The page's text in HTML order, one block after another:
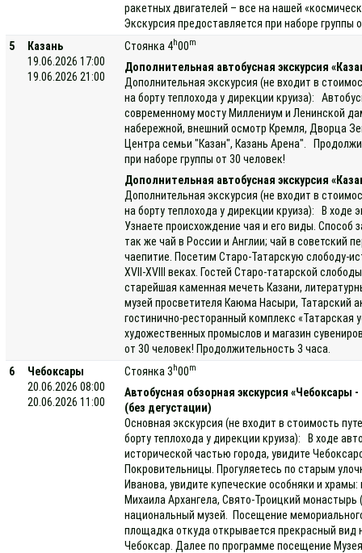
ракетных двигателей – все на нашей
Экскурсия предоставляется при наборе группы
5
Казань
19.06.2026 17:00
19.06.2026 21:00
Стоянка 4h00m
Дополнительная автобусная экскурсия
Дополнительная экскурсия (не входит в
на борту теплохода у дирекции круиза):
современному мосту Миллениум и Ленинской
набережной, внешний осмотр Кремля, Дворца
Центра семьи "Казан", Казань Арена".
при наборе группы от 30 человек!
Дополнительная автобусная экскурсия
Дополнительная экскурсия (не входит в
на борту теплохода у дирекции круиза): В ходе
Узнаете происхождение чая и его виды. Способ
так же чай в России и Англии; чай в советский
чаепитие. Посетим Старо-Татарскую слободу-
XVII-XVIII веках. Гостей Старо-татарской
старейшая каменная мечеть Казани,
музей просветителя Каюма Насыри, Татарский
гостинично-ресторанный комплекс
художественных промыслов и магазин
от 30 человек! Продолжительность 3 часа.
6
Чебоксары
20.06.2026 08:00
20.06.2026 11:00
Стоянка 3 h00m
Автобусная обзорная экскурсия
(без дегустации)
Основная экскурсия (не входит в стоимость
борту теплохода у дирекции круиза): В ходе
исторической частью города, увидите
Покровительницы. Прогуляетесь по старым
Иванова, увидите купеческие особняки и
Михаила Архангела, Свято-Троицкий
национальный музей. Посещение
площадка откуда открывается прекрасный вид
Чебоксар. Далее по программе посещение